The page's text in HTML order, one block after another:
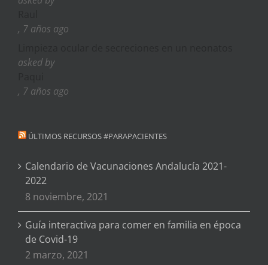
, 7 años ago
asked by
, 7 años ago
ÚLTIMOS RECURSOS #PARAPACIENTES
Calendario de Vacunaciones Andalucía 2021-
2022
8 noviembre, 2021
Guía interactiva para comer en familia en época
de Covid-19
2 marzo, 2021